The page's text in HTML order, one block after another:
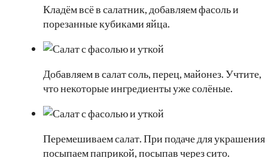
Кладём всё в салатник, добавляем фасоль и
порезанные кубиками яйца.
Добавляем в салат соль, перец, майонез. Учтите,
что некоторые ингредиенты уже солёные.
Перемешиваем салат. При подаче для украшения
посыпаем паприкой, посыпав через сито.